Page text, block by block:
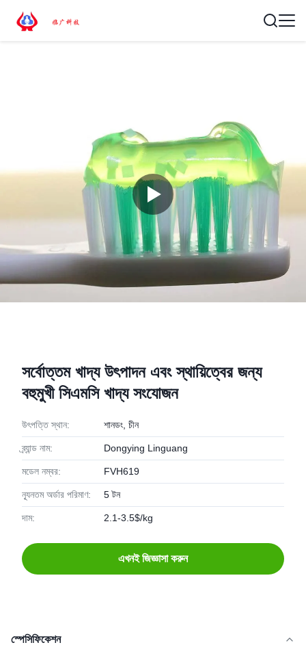
সর্বোত্তম খাদ্য উৎপাদন এবং স্থায়িত্বের জন্য
বহুমুখী সিএমসি খাদ্য সংযোজন
উৎপত্তি স্থান: শানডং, চীন
ব্র্যান্ড নাম: Dongying Linguang
মডেল নম্বর: FVH619
ন্যূনতম অর্ডার পরিমাণ: 5 টন
দাম: 2.1-3.5$/kg
এখনই জিজ্ঞাসা করুন
স্পেসিফিকেশন